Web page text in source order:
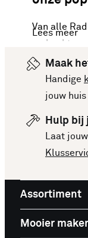
Van alle
verkochte
rijtje gezet.
en prijzen
Deze lijst
producten.
inspireren
Lees meer
Maak
Handige
jouw huis
Hulp bij
Laat
Assortiment
Mooier